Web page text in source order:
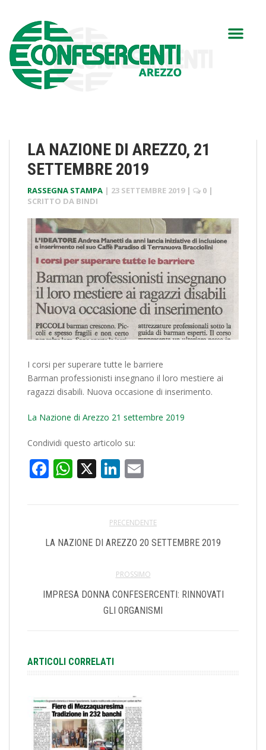
LA NAZIONE DI AREZZO, 21
SETTEMBRE 2019
RASSEGNA STAMPA | 23 SETTEMBRE 2019 | 0 |
SCRITTO DA BINDI
I corsi per superare tutte le barriere
Barman professionisti insegnano il loro mestiere ai
ragazzi disabili. Nuova occasione di inserimento.
La Nazione di Arezzo 21 settembre 2019
Condividi questo articolo su:
Facebook
WhatsApp
X LinkedIn
PRECENDENTE
LA NAZIONE DI AREZZO 20 SETTEMBRE 2019
PROSSIMO
IMPRESA DONNA CONFESERCENTI: RINNOVATI
GLI ORGANISMI
ARTICOLI CORRELATI